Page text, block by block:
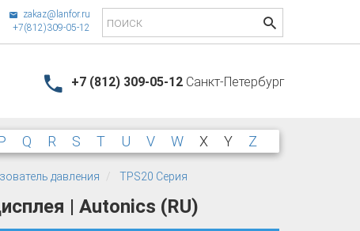
zakaz@lanfor.ru
+7(812)309-05-12
+7 (812) 309-05-12 Санкт-Петербург
Q R S T U VW X Y Z
давления TPS20 Серия
| Autonics (RU)